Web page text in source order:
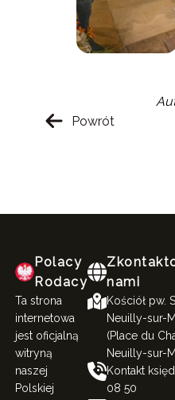
Powrót
Polacy
Rodacy
Ta strona
internetowa
jest oficjalną
witryną
naszej
Polskiej
nami
Kościół pw.
Neuilly-sur-
(Place du
Neuilly-sur-
Kontakt
08 50